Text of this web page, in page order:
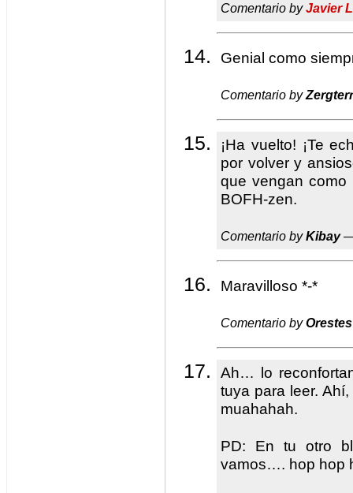
Comentario byJavier
Genial como
Comentario by
¡Ha vuelto! ¡Te
por volver y
que vengan como
BOFH-zen.
Comentario byKibay—
Maravilloso *-*
Comentario byOrestes
Ah… lo
tuya para leer.
muahahah.
PD: En tu otro
vamos…. hop hop